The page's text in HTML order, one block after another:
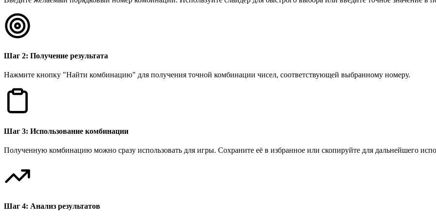
Шаг 2: Получение результата
Нажмите кнопку "Найти комбинацию" для получения точной комбинации чисел, соответствующей выбранному номеру.
Шаг 3: Использование комбинации
Полученную комбинацию можно сразу использовать для игры. Сохраните её в избранное или скопируйте для дальнейшего
Шаг 4: Анализ результатов